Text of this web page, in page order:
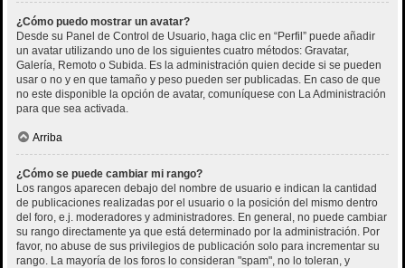
¿Cómo puedo mostrar un avatar?
Desde su Panel de Control de Usuario, haga clic en “Perfil” puede añadir
un avatar utilizando uno de los siguientes cuatro métodos: Gravatar,
Galería, Remoto o Subida. Es la administración quien decide si se pueden
usar o no y en que tamaño y peso pueden ser publicadas. En caso de que
no este disponible la opción de avatar, comuníquese con La Administración
para que sea activada.
Arriba
¿Cómo se puede cambiar mi rango?
Los rangos aparecen debajo del nombre de usuario e indican la cantidad
de publicaciones realizadas por el usuario o la posición del mismo dentro
del foro, e.j. moderadores y administradores. En general, no puede cambiar
su rango directamente ya que está determinado por la administración. Por
favor, no abuse de sus privilegios de publicación solo para incrementar su
rango. La mayoría de los foros lo consideran "spam", no lo toleran, y